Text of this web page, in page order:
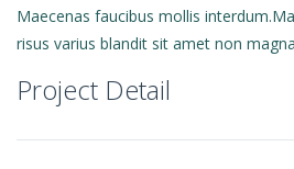
Maecenas faucibus mollis
risus varius blandit sit amet non
Project Detail